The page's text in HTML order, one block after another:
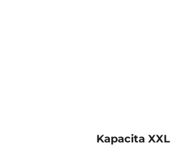
Kapacita XXL